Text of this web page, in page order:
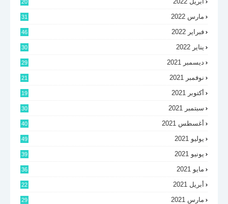
20
مارس 2022 31
فبراير 2022 46
يناير 2022 30
ديسمبر 2021 29
نوفمبر 2021 21
أكتوبر 2021 19
سبتمبر 2021 30
أغسطس 2021 40
يوليو 2021 49
يونيو 2021 39
مايو 2021 36
أبريل 2021 22
مارس 2021 29